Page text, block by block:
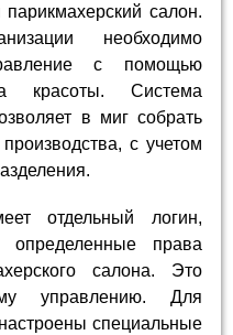
салон.
необходимо
с помощью
красоты. Система
в миг собрать
с учетом
отдельный логин,
права
салона. Это
управлению. Для
специальные